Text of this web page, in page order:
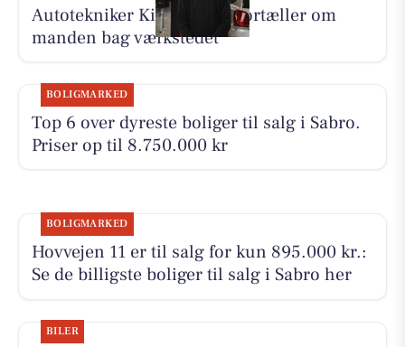
Autotekniker Kim Skytthe fortæller om
manden bag værkstedet
BOLIGMARKED
Top 6 over dyreste boliger til salg i Sabro.
Priser op til 8.750.000 kr
BOLIGMARKED
Hovvejen 11 er til salg for kun 895.000 kr.:
Se de billigste boliger til salg i Sabro her
BILER